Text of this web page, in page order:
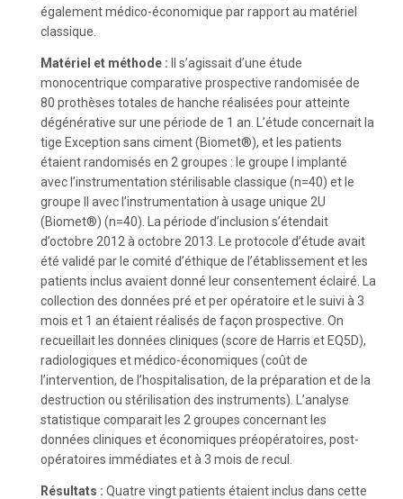
également médico-économique par rapport au matériel
classique.
Matériel et méthode : Il s’agissait d’une étude
monocentrique comparative prospective randomisée de
80 prothèses totales de hanche réalisées pour atteinte
dégénérative sur une période de 1 an. L’étude concernait la
tige Exception sans ciment (Biomet®), et les patients
étaient randomisés en 2 groupes : le groupe I implanté
avec l’instrumentation stérilisable classique (n=40) et le
groupe II avec l’instrumentation à usage unique 2U
(Biomet®) (n=40). La période d’inclusion s’étendait
d’octobre 2012 à octobre 2013. Le protocole d’étude avait
été validé par le comité d’éthique de l’établissement et les
patients inclus avaient donné leur consentement éclairé. La
collection des données pré et per opératoire et le suivi à 3
mois et 1 an étaient réalisés de façon prospective. On
recueillait les données cliniques (score de Harris et EQ5D),
radiologiques et médico-économiques (coût de
l’intervention, de l’hospitalisation, de la préparation et de la
destruction ou stérilisation des instruments). L’analyse
statistique comparait les 2 groupes concernant les
données cliniques et économiques préopératoires, post-
opératoires immédiates et à 3 mois de recul.
Résultats : Quatre vingt patients étaient inclus dans cette